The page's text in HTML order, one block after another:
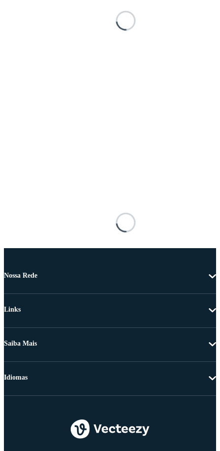
Nossa Rede
Links
Saiba Mais
Idiomas